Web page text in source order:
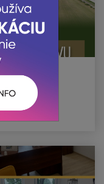
Kerülőút